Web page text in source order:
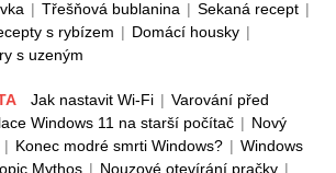
| Třešňová bublanina | Sekaná recept |
s rybízem | Domácí housky |
s uzeným
Jak nastavit Wi-Fi | Varování před
Windows 11 na starší počítač | Nový
| Konec modré smrti Windows? | Windows
Mythos | Nouzové otevírání pračky |